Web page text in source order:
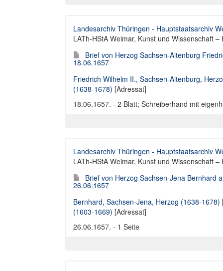
Landesarchiv Thüringen - Hauptstaatsarchiv
LATh-HStA Weimar, Kunst und Wissenschaft
Brief von Herzog Sachsen-Altenburg
18.06.1657
Friedrich Wilhelm II., Sachsen-Altenburg,
(1638-1678) [Adressat]
18.06.1657. - 2 Blatt; Schreiberhand mit
Landesarchiv Thüringen - Hauptstaatsarchiv
LATh-HStA Weimar, Kunst und Wissenschaft
Brief von Herzog Sachsen-Jena Bernhard
26.06.1657
Bernhard, Sachsen-Jena, Herzog (1638-1678)
(1603-1669) [Adressat]
26.06.1657. - 1 Seite